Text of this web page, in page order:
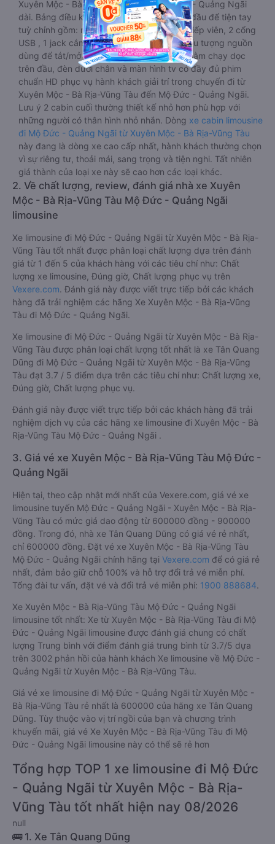
Xuyên Mộc - Bà Rịa-Vũng Tàu đến Mộ Đức - Quảng Ngãi
dài. Bảng điều khiển chính nằm ngay cạnh đầu để tiện tay
tuỳ chỉnh gồm: một cái nút to đùng để gọi tiếp viên, 2 cổng
USB , 1 jack cắm 3.5mm và 3 cái nút có biểu tượng nguồn
dùng để tắt/mở dàn đèn chính của buồng nằm chạy dọc
trên đầu, đèn dưới chân và màn hình tv có đầy đủ phim
chuẩn HD phục vụ hành khách giải trí trong chuyến đi từ
Xuyên Mộc - Bà Rịa-Vũng Tàu đến Mộ Đức - Quảng Ngãi.
Lưu ý 2 cabin cuối thường thiết kế nhỏ hơn phù hợp với
những người có thân hình nhỏ nhắn. Dòng xe cabin limousine
đi Mộ Đức - Quảng Ngãi từ Xuyên Mộc - Bà Rịa-Vũng Tàu
này đang là dòng xe cao cấp nhất, hành khách thường chọn
vì sự riêng tư, thoải mái, sang trọng và tiện nghi. Tất nhiên
giá thành của loại xe này sẽ cao hơn các loại khác.
2. Về chất lượng, review, đánh giá nhà xe Xuyên
Mộc - Bà Rịa-Vũng Tàu Mộ Đức - Quảng Ngãi
limousine
Xe limousine đi Mộ Đức - Quảng Ngãi từ Xuyên Mộc - Bà Rịa-
Vũng Tàu tốt nhất được phân loại chất lượng dựa trên đánh
giá từ 1 đến 5 của khách hàng với các tiêu chí như: Chất
lượng xe limousine, Đúng giờ, Chất lượng phục vụ trên
Vexere.com. Đánh giá này được viết trực tiếp bởi các khách
hàng đã trải nghiệm các hãng Xe Xuyên Mộc - Bà Rịa-Vũng
Tàu đi Mộ Đức - Quảng Ngãi.
Xe limousine đi Mộ Đức - Quảng Ngãi từ Xuyên Mộc - Bà Rịa-
Vũng Tàu được phân loại chất lượng tốt nhất là xe Tân Quang
Dũng đi Mộ Đức - Quảng Ngãi từ Xuyên Mộc - Bà Rịa-Vũng
Tàu đạt 3.7 / 5 điểm dựa trên các tiêu chí như: Chất lượng xe,
Đúng giờ, Chất lượng phục vụ.
Đánh giá này được viết trực tiếp bởi các khách hàng đã trải
nghiệm dịch vụ của các hãng xe limousine đi Xuyên Mộc - Bà
Rịa-Vũng Tàu Mộ Đức - Quảng Ngãi .
3. Giá vé xe Xuyên Mộc - Bà Rịa-Vũng Tàu Mộ Đức -
Quảng Ngãi
Hiện tại, theo cập nhật mới nhất của Vexere.com, giá vé xe
limousine tuyến Mộ Đức - Quảng Ngãi - Xuyên Mộc - Bà Rịa-
Vũng Tàu có mức giá dao động từ 600000 đồng - 900000
đồng. Trong đó, nhà xe Tân Quang Dũng có giá vé rẻ nhất,
chỉ 600000 đồng. Đặt vé xe Xuyên Mộc - Bà Rịa-Vũng Tàu
Mộ Đức - Quảng Ngãi chính hãng tại Vexere.com để có giá rẻ
nhất, đảm bảo giữ chỗ 100% và hỗ trợ đổi trả vé miễn phí.
Tổng đài tư vấn, đặt vé và đổi trả vé miễn phí: 1900 888684.
Xe Xuyên Mộc - Bà Rịa-Vũng Tàu Mộ Đức - Quảng Ngãi
limousine tốt nhất: Xe từ Xuyên Mộc - Bà Rịa-Vũng Tàu đi Mộ
Đức - Quảng Ngãi limousine được đánh giá chung có chất
lượng Trung bình với điểm đánh giá trung bình từ 3.7/5 dựa
trên 3002 phản hồi của hành khách Xe limousine về Mộ Đức -
Quảng Ngãi từ Xuyên Mộc - Bà Rịa-Vũng Tàu.
Giá vé xe limousine đi Mộ Đức - Quảng Ngãi từ Xuyên Mộc -
Bà Rịa-Vũng Tàu rẻ nhất là 600000 của hãng xe Tân Quang
Dũng. Tùy thuộc vào vị trí ngồi của bạn và chương trình
khuyến mãi, giá vé Xe Xuyên Mộc - Bà Rịa-Vũng Tàu đi Mộ
Đức - Quảng Ngãi limousine này có thể sẽ rẻ hơn
Tổng hợp TOP 1 xe limousine đi Mộ Đức
- Quảng Ngãi từ Xuyên Mộc - Bà Rịa-
Vũng Tàu tốt nhất hiện nay 08/2026
null
🚌 1. Xe Tân Quang Dũng